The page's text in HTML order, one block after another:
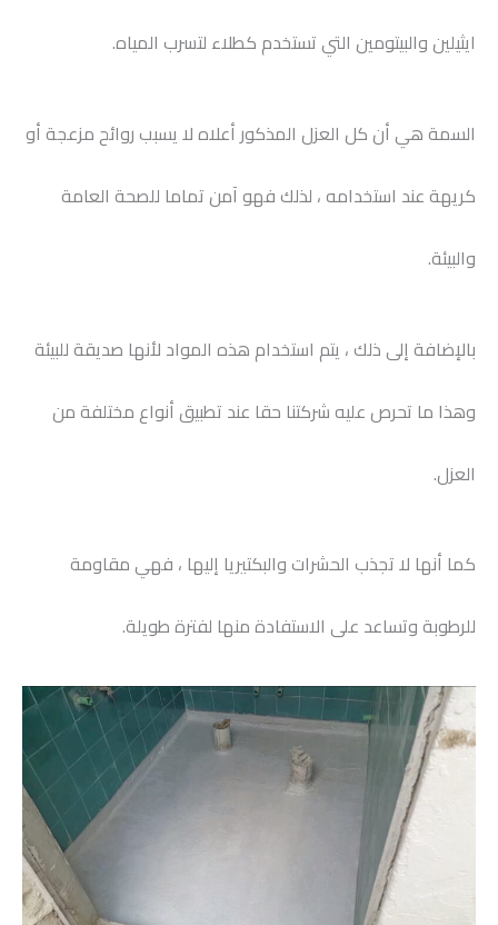
ايثيلين والبيتومين التي تستخدم كطلاء لتسرب المياه.
السمة هي أن كل العزل المذكور أعلاه لا يسبب روائح مزعجة أو
كريهة عند استخدامه ، لذلك فهو آمن تماما للصحة العامة
والبيئة.
بالإضافة إلى ذلك ، يتم استخدام هذه المواد لأنها صديقة للبيئة
وهذا ما تحرص عليه شركتنا حقا عند تطبيق أنواع مختلفة من
العزل.
كما أنها لا تجذب الحشرات والبكتيريا إليها ، فهي مقاومة
للرطوبة وتساعد على الاستفادة منها لفترة طويلة.